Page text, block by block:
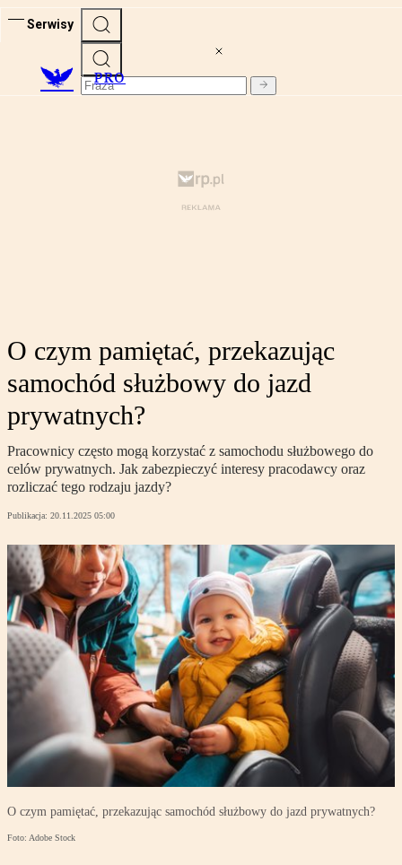
Serwisy
PRO
O czym pamiętać, przekazując
samochód służbowy do jazd
prywatnych?
Pracownicy często mogą korzystać z samochodu służbowego do
celów prywatnych. Jak zabezpieczyć interesy pracodawcy oraz
rozliczać tego rodzaju jazdy?
Publikacja: 20.11.2025 05:00
O czym pamiętać, przekazując samochód służbowy do jazd prywatnych?
Foto: Adobe Stock